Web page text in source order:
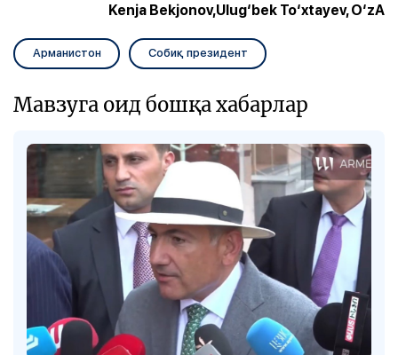
Kenja Bekjonov,Ulug‘bek To‘xtayev, O‘zA
Арманистон Собиқ президент
Мавзуга оид бошқа хабарлар